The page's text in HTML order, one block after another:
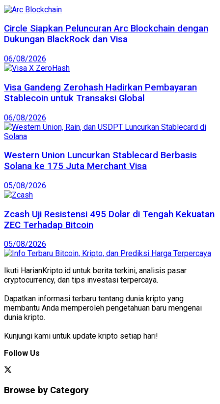
Circle Siapkan Peluncuran Arc Blockchain dengan
Dukungan BlackRock dan Visa
06/08/2026
Visa Gandeng Zerohash Hadirkan Pembayaran
Stablecoin untuk Transaksi Global
06/08/2026
Western Union Luncurkan Stablecard Berbasis
Solana ke 175 Juta Merchant Visa
05/08/2026
Zcash Uji Resistensi 495 Dolar di Tengah Kekuatan
ZEC Terhadap Bitcoin
05/08/2026
Ikuti HarianKripto.id untuk berita terkini, analisis pasar
cryptocurrency, dan tips investasi terpercaya.
Dapatkan informasi terbaru tentang dunia kripto yang
membantu Anda memperoleh pengetahuan baru mengenai
dunia kripto.
Kunjungi kami untuk update kripto setiap hari!
Follow Us
Browse by Category